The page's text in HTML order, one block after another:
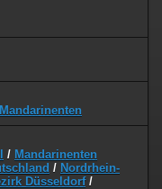
Mandarinenten
/ Mandarinenten
/ Nordrhein-
Düsseldorf/